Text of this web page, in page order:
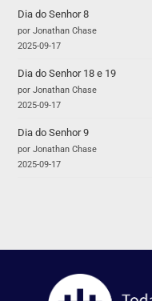
Dia do Senhor 8
por Jonathan Chase
2025-09-17
Dia do Senhor 18 e 19
por Jonathan Chase
2025-09-17
Dia do Senhor 9
por Jonathan Chase
2025-09-17